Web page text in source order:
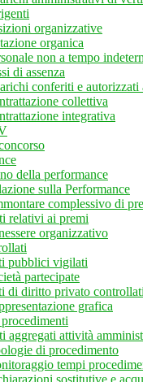
organizzative
organica
non a tempo
di assenza
conferiti e autorizzati
collettiva
integrativa
della performance
sulla Performance
complessivo di
relativi ai premi
organizzativo
pubblici vigilati
partecipate
di diritto privato controllati
grafica
aggregati attività
di procedimento
tempi
sostitutive e